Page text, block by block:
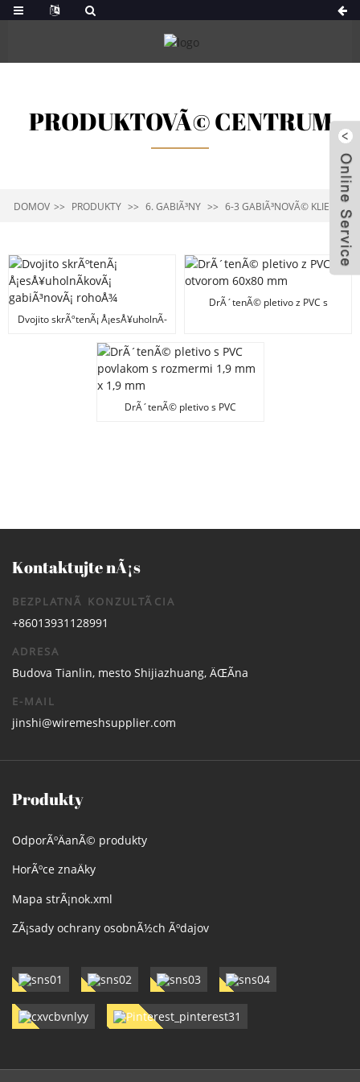
PRODUKTOVÃ© CENTRUM
DOMOV PRODUKTY 6. GABIÃ³NY 6-3 GABIÃ³NOVÃ© KLIETKY
Dvojito skrÃºtenÃ¡ Å¡esÅ¥uholnÃ­
DrÃ´tenÃ© pletivo z PVC s
DrÃ´tenÃ© pletivo s PVC
Kontaktujte nÃ¡s
BEZPLATNÃ KONZULTÃCIA
+86013931128991
ADRESA
Budova Tianlin, mesto Shijiazhuang, ÄŒÃ­na
E-MAIL
jinshi@wiremeshsupplier.com
Produkty
OdporÃºÄanÃ© produkty
HorÃºce znaÄky
Mapa strÃ¡nok.xml
ZÃ¡sady ochrany osobnÃ½ch Ãºdajov